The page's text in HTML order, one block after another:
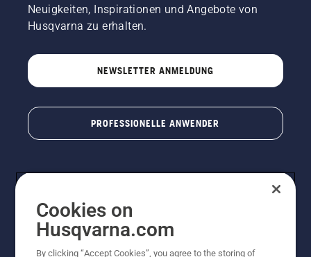
Neuigkeiten, Inspirationen und Angebote von
Husqvarna zu erhalten.
NEWSLETTER ANMELDUNG
PROFESSIONELLE ANWENDER
Cookies on
Husqvarna.com
By clicking “Accept Cookies”, you agree to the storing of